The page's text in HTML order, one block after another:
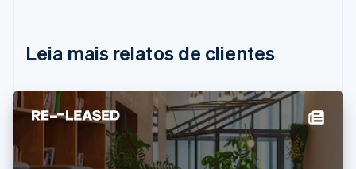
Leia mais relatos de clientes
Bulgária
EnglishFrançais
China continental
English
Chipre
English